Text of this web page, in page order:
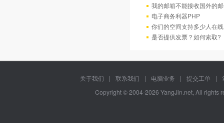
我的邮箱不能接收国外的
电子商务利器PHP
你们的空间支持多少人在
是否提供发票？如何索取?
关于我们 | 联系我们 | 电脑业务 | 提交工单 |
Copyright © 2004-2026 YangJin.net, All